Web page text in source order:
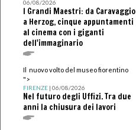
06/08/2026
I Grandi Maestri: da Caravaggio
a Herzog, cinque appuntamenti
al cinema con i giganti
dell'immaginario
Il nuovo volto del museo fiorentino
">
FIRENZE| 06/08/2026
Nel futuro degli Uffizi. Tra due
anni la chiusura dei lavori